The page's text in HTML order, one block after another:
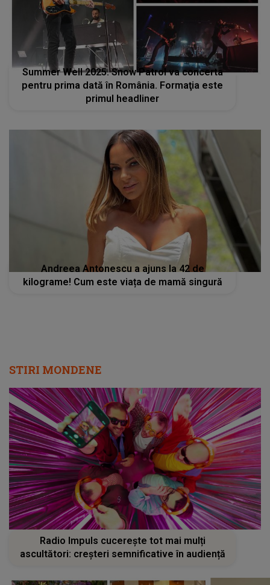
Summer Well 2025. Snow Patrol va concerta
pentru prima dată în România. Formaţia este
primul headliner
Andreea Antonescu a ajuns la 42 de
kilograme! Cum este viața de mamă singură
STIRI MONDENE
Radio Impuls cucerește tot mai mulți
ascultători: creșteri semnificative în audiență